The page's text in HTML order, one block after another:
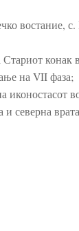
востание,
Стариот
на VII фаза;
иконостасот
северна врата